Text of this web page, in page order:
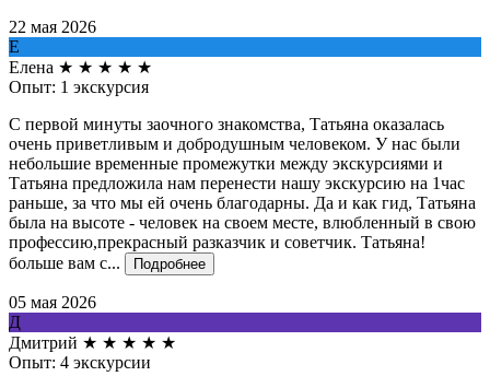
22 мая 2026
Е
Елена ★ ★ ★ ★ ★
Опыт: 1 экскурсия
С первой минуты заочного знакомства, Татьяна оказалась
очень приветливым и добродушным человеком. У нас были
небольшие временные промежутки между экскурсиями и
Татьяна предложила нам перенести нашу экскурсию на 1час
раньше, за что мы ей очень благодарны. Да и как гид, Татьяна
была на высоте - человек на своем месте, влюбленный в свою
профессию,прекрасный разказчик и советчик. Татьяна!
больше вам с...
Подробнее
05 мая 2026
Д
Дмитрий ★ ★ ★ ★ ★
Опыт: 4 экскурсии